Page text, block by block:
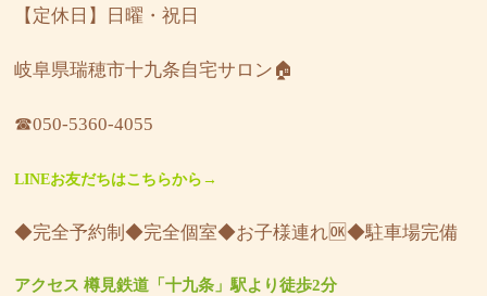
【定休日】日曜・祝日
岐阜県瑞穂市十九条自宅サロン🏠
☎︎050-5360-4055
LINEお友だちはこちらから→
◆完全予約制◆完全個室◆お子様連れ🆗◆駐車場完備
アクセス 樽見鉄道「十九条」駅より徒歩2分